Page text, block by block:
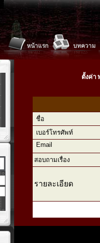
หน้าแรก บทความ
ตั้งค่า
ชื่อ
เบอร์โทรศัพท์
Email
สอบถามเรื่อง
รายละเอียด